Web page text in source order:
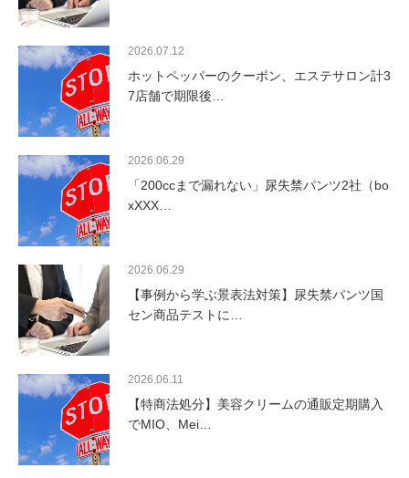
2026.07.12
ホットペッパーのクーポン、エステサロン計3
7店舗で期限後…
2026.06.29
「200ccまで漏れない」尿失禁パンツ2社（bo
xXXX…
2026.06.29
【事例から学ぶ景表法対策】尿失禁パンツ国
セン商品テストに…
2026.06.11
【特商法処分】美容クリームの通販定期購入
でMIO、Mei…